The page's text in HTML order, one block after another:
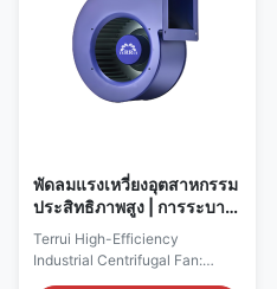
พัดลมแรงเหวี่ยงอุตสาหกรรม
ประสิทธิภาพสูง | การระบาย
อากาศสำหรับอุโมงค์และ
โรงงานที่ทนทาน
Terrui High-Efficiency
Industrial Centrifugal Fan:
Advanced Air Handling for